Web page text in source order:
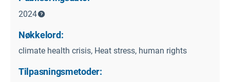
2024
Nøkkelord:
climate health crisis, Heat stress, human rights
Tilpasningsmetoder: